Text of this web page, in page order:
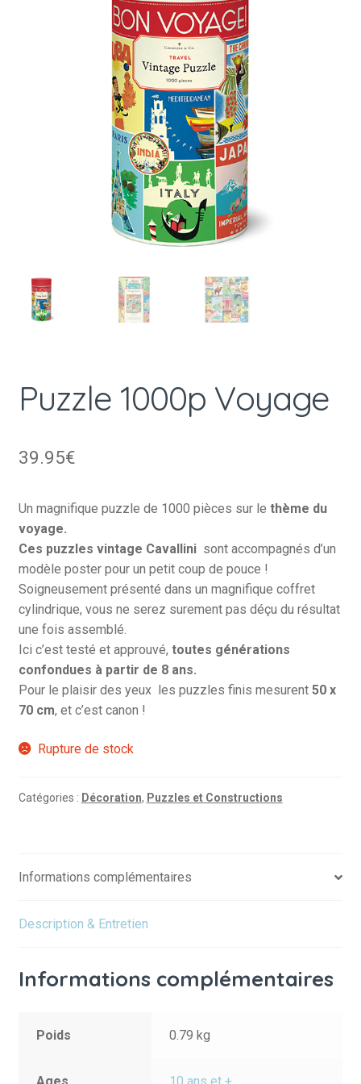
Puzzle 1000p Voyage
39.95€
Un magnifique puzzle de 1000 pièces sur le thème du
voyage.
Ces puzzles vintage Cavallini sont accompagnés d’un
modèle poster pour un petit coup de pouce !
Soigneusement présenté dans un magnifique coffret
cylindrique, vous ne serez surement pas déçu du résultat
une fois assemblé.
Ici c’est testé et approuvé, toutes générations
confondues à partir de 8 ans.
Pour le plaisir des yeux les puzzles finis mesurent 50 x
70 cm, et c’est canon !
Rupture de stock
Catégories : Décoration, Puzzles et Constructions
Informations complémentaires
Description & Entretien
Informations complémentaires
Poids 0.79 kg